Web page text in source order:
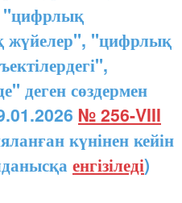
"цифрлық
жүйелер", "цифрлық
деген сөздермен
№ 256-VIII
күнінен кейін
енгізіледі)